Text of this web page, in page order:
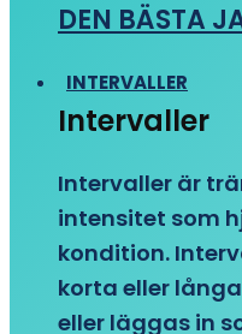
DEN BÄSTA
INTERVALLER
Intervaller
Intervaller är
intensitet som
kondition.
korta eller
eller läggas in